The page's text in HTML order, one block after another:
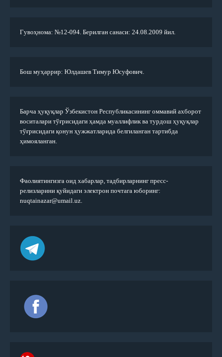
Гувоҳнома: №12-094. Берилган санаси: 24.08.2009 йил.
Бош муҳаррир: Юлдашев Тимур Юсуфович.
Барча ҳуқуқлар Ўзбекистон Республикасининг оммавий ахборот
воситалари тўғрисидаги ҳамда муаллифлик ва турдош ҳуқуқлар
тўғрисидаги қонун ҳужжатларида белгиланган тартибда
ҳимояланган.
Фаолиятингизга оид хабарлар, тадбирларнинг пресс-
релизларини қуйидаги электрон почтага юборинг:
nuqtainazar@umail.uz.